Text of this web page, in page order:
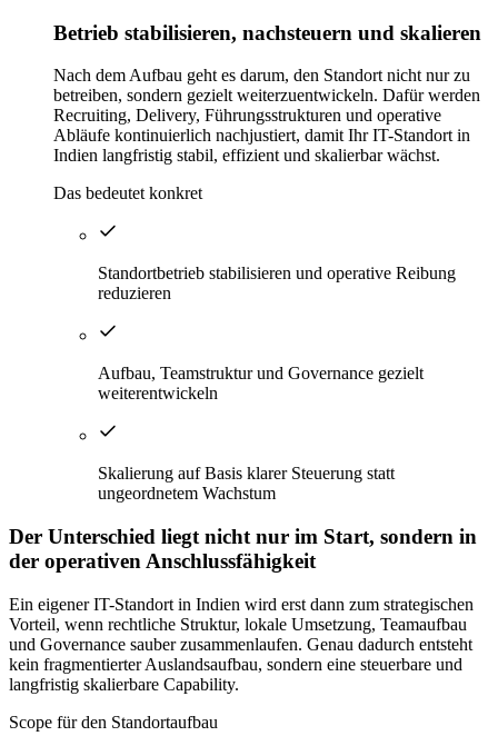
Betrieb stabilisieren, nachsteuern und skalieren
Nach dem Aufbau geht es darum, den Standort nicht nur zu
betreiben, sondern gezielt weiterzuentwickeln. Dafür werden
Recruiting, Delivery, Führungsstrukturen und operative
Abläufe kontinuierlich nachjustiert, damit Ihr IT-Standort in
Indien langfristig stabil, effizient und skalierbar wächst.
Das bedeutet konkret
Standortbetrieb stabilisieren und operative Reibung
reduzieren
Aufbau, Teamstruktur und Governance gezielt
weiterentwickeln
Skalierung auf Basis klarer Steuerung statt
ungeordnetem Wachstum
Der Unterschied liegt nicht nur im Start, sondern in
der operativen Anschlussfähigkeit
Ein eigener IT-Standort in Indien wird erst dann zum strategischen
Vorteil, wenn rechtliche Struktur, lokale Umsetzung, Teamaufbau
und Governance sauber zusammenlaufen. Genau dadurch entsteht
kein fragmentierter Auslandsaufbau, sondern eine steuerbare und
langfristig skalierbare Capability.
Scope für den Standortaufbau